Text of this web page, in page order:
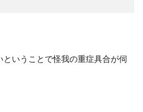
いうことで怪我の重症具合が伺